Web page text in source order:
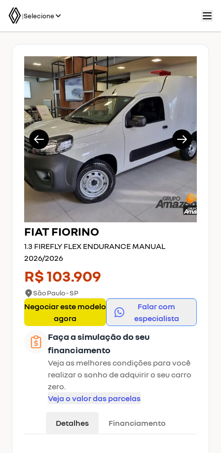
|Selecione
1/7
FIATFIORINO
1.3 FIREFLY FLEX ENDURANCE MANUAL
2026/2026
R$ 103.909
São Paulo - SP
Negociar este modelo
agora
Falar com
especialista
Faça a simulação do seu
financiamento
Veja as melhores condições para você
realizar o sonho de adquirir o seu carro
zero.
Veja o valor das parcelas
Detalhes Financiamento